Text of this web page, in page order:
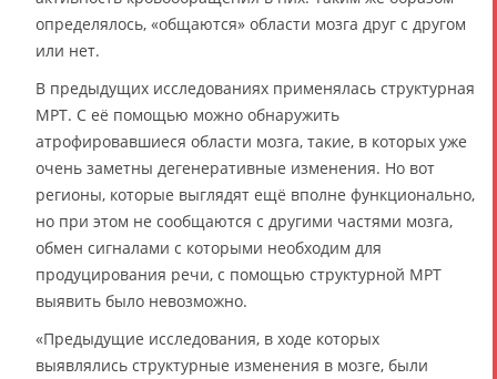
определялось, «общаются» области мозга друг с другом
или нет.
В предыдущих исследованиях применялась структурная
МРТ. С её помощью можно обнаружить
атрофировавшиеся области мозга, такие, в которых уже
очень заметны дегенеративные изменения. Но вот
регионы, которые выглядят ещё вполне функционально,
но при этом не сообщаются с другими частями мозга,
обмен сигналами с которыми необходим для
продуцирования речи, с помощью структурной МРТ
выявить было невозможно.
«Предыдущие исследования, в ходе которых
выявлялись структурные изменения в мозге, были